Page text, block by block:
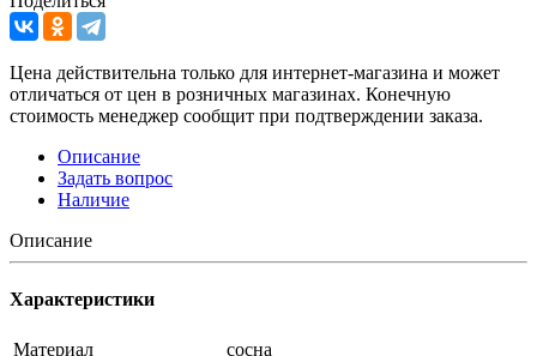
Цена действительна только для интернет-магазина и может
отличаться от цен в розничных магазинах. Конечную
стоимость менеджер сообщит при подтверждении заказа.
Описание
Задать вопрос
Наличие
Описание
Характеристики
Материал
сосна